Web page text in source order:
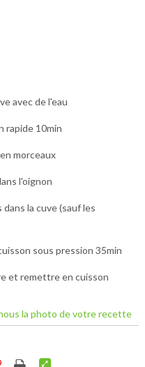
avec de l'eau
rapide 10min
morceaux
l'oignon
la cuve (sauf les
sous pression 35min
et remettre en cuisson
la photo de votre recette